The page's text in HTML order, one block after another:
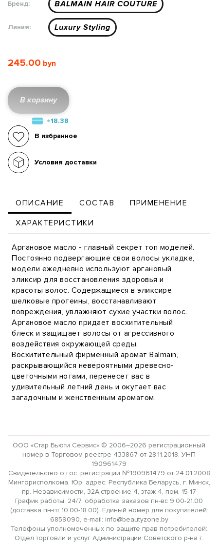
Бренд: BALMAIN HAIR COUTURE
Линия: Luxury Styling
245.00
В корзину
+18.38
В избранное
Условия доставки
ОПИСАНИЕ СОСТАВ ПРИМЕНЕНИЕ
ХАРАКТЕРИСТИКИ
Аргановое масло - главный секрет топ моделей.
Постоянно подвергающие свои волосы укладке,
модели ежедневно используют аргановый
эликсир для восстановления здоровья и
красоты волос. Содержащиеся в эликсире
шелковые протеины, восстанавливают
повреждения, увлажняют сухие участки волос.
Аргановое масло придает восхитительный
блеск и защищает волосы от агрессивного
воздействия окружающей среды.
Восхитительный фирменный аромат Balmain,
раскрывающийся невероятными древесно-
цветочными нотами, перенесет вас в
удивительный летний день и окутает вас
загадочным и женственным ароматом.
ООО «Стар Бьюти Сервис» © 2006–2026 регистрационный
номер в Торговом реестре 433867 от 28.11.2018. УНП
190961479
Свидетельство о гос. регистрации №190961479 от 24.01.2008
Мингорисполкома. Юр. адрес: Республика Беларусь, г. Минск,
пр. Независимости, 32А,строение 4, этаж 4, пом. 15-17
График работы: 24/7, обработка заказов пн-вс 9.00-21.00
(доставка пн-пт 10.00-18.00). Единый номер для покупателей:
6859090, e-mail: info@beautyzone.by
Телефоны уполномоченных по защите прав потребителей:
Отдел торговли и услуг Администрации Советского р-на г.